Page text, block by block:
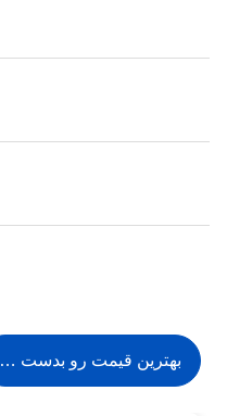
بهترین قیمت رو بدست بیار